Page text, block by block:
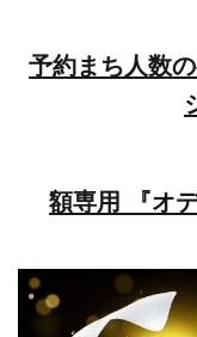
予約まち人数
額専用 『オ